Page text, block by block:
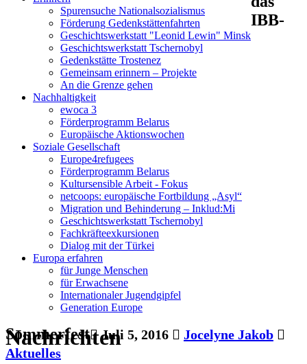
Spurensuche Nationalsozialismus
Förderung Gedenkstättenfahrten
Geschichtswerkstatt "Leonid Lewin" Minsk
Geschichtswerkstatt Tschernobyl
Gedenkstätte Trostenez
Gemeinsam erinnern – Projekte
An die Grenze gehen
Nachhaltigkeit
ewoca 3
Förderprogramm Belarus
Europäische Aktionswochen
Soziale Gesellschaft
Europe4refugees
Förderprogramm Belarus
Kultursensible Arbeit - Fokus
netcoops: europäische Fortbildung „Asyl“
Migration und Behinderung – Inklud:Mi
Geschichtswerkstatt Tschernobyl
Fachkräfteexkursionen
Dialog mit der Türkei
Europa erfahren
für Junge Menschen
für Erwachsene
Internationaler Jugendgipfel
Generation Europe
Nachrichten
IBB-
Sommerfest Juli 5, 2016
Jocelyne Jakob
Aktuelles